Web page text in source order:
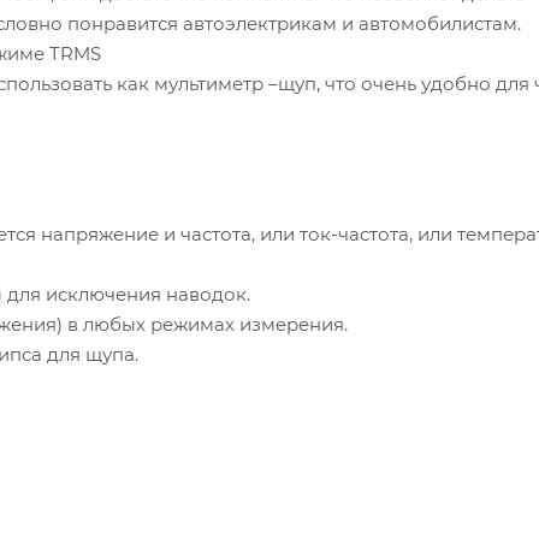
понравится автоэлектрикам и автомобилистам.
TRMS
как мультиметр –щуп, что очень удобно для
напряжение и частота, или ток-частота, или
исключения наводок.
в любых режимах измерения.
для щупа.